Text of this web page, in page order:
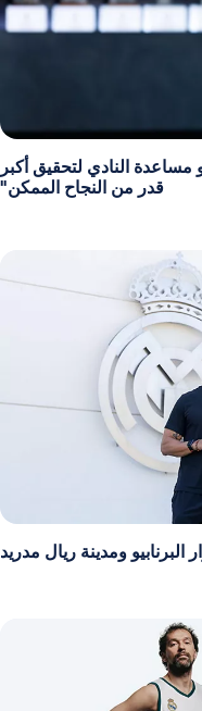
مساعدة النادي لتحقيق أكبر
قدر من النجاح الممكن"
البرنابيو ومدينة ريال مدريد